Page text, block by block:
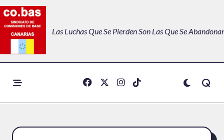
Skip
to
content
Las Luchas Que Se Pierden Son Las Que Se